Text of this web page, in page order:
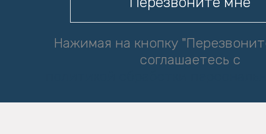
Нажимая на кнопку
соглашаетесь с